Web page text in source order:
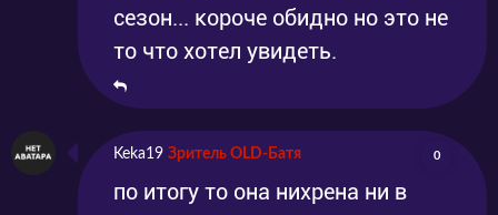
сезон... короче обидно но это не
то что хотел увидеть.
Keka19 Зритель OLD-Батя 0
по итогу то она нихрена ни в